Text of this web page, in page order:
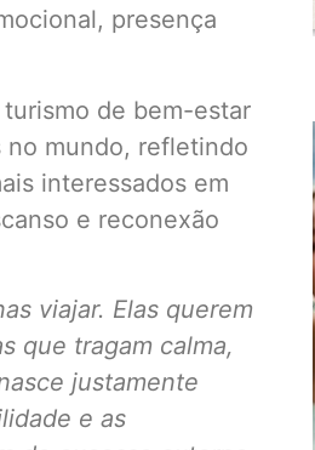
presença
de bem-estar
no mundo, refletindo
interessados em
e reconexão
viajar. Elas querem
que tragam calma,
justamente
e as